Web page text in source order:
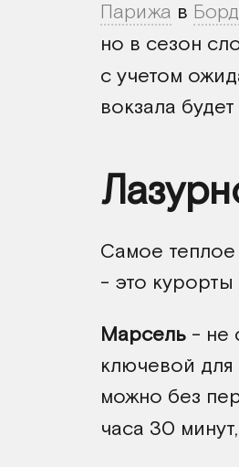
Парижа в
но в сезон
с учетом
вокзала
Самое
- это курорты
Марсель - не
ключевой
можно без
часа 30